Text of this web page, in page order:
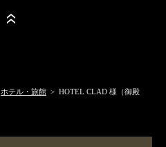
ホテル・旅館 > HOTEL CLAD 様（御殿